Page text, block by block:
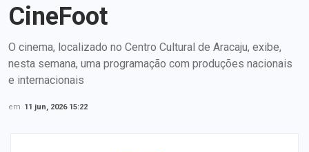
CineFoot
O cinema, localizado no Centro Cultural de Aracaju, exibe,
nesta semana, uma programação com produções nacionais
e internacionais
em 11 jun, 2026 15:22